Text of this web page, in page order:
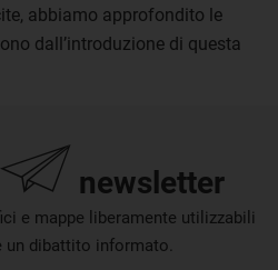
abbiamo approfondito le
dall’introduzione di questa
newsletter
e mappe liberamente utilizzabili
un dibattito informato.